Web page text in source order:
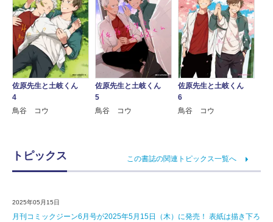
佐原先生と土岐くん
4
鳥谷 コウ
佐原先生と土岐くん
5
鳥谷 コウ
佐原先生と土岐くん
6
鳥谷 コウ
トピックス この書誌の関連トピックス一覧へ
2025年05月15日
月刊コミックジーン6月号が2025年5月15日（木）に発売！ 表紙は描き下ろ